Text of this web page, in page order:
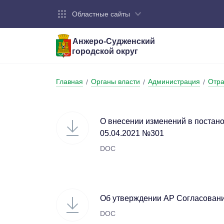
Областные сайты
Анжеро-Судженский
городской округ
Устав
Главная / Органы власти / Администрация /
О внесении изменений в
05.04.2021 №301
DOC
Об утверждении АР
DOC